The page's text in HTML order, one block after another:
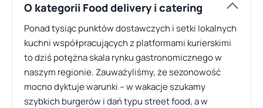
O kategorii Food delivery i catering
Ponad tysiąc punktów dostawczych i setki lokalnych
kuchni współpracujących z platformami kurierskimi
to dziś potężna skala rynku gastronomicznego w
naszym regionie. Zauważyliśmy, że sezonowość
mocno dyktuje warunki – w wakacje szukamy
szybkich burgerów i dań typu street food, a w